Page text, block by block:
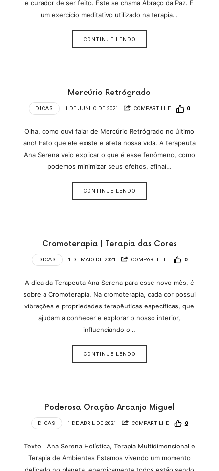
e curador de ser feito. Este se chama Abraço da Paz. É
um exercício meditativo utilizado na terapia…
CONTINUE LENDO
Mercúrio Retrógrado
DICAS 1 DE JUNHO DE 2021 COMPARTILHE 0
Olha, como ouvi falar de Mercúrio Retrógrado no último
ano! Fato que ele existe e afeta nossa vida. A terapeuta
Ana Serena veio explicar o que é esse fenômeno, como
podemos minimizar seus efeitos, afinal…
CONTINUE LENDO
Cromoterapia | Terapia das Cores
DICAS 1 DE MAIO DE 2021 COMPARTILHE 0
A dica da Terapeuta Ana Serena para esse novo mês, é
sobre a Cromoterapia. Na cromoterapia, cada cor possui
vibrações e propriedades terapêuticas específicas, que
ajudam a conhecer e explorar o nosso interior,
influenciando o…
CONTINUE LENDO
Poderosa Oração Arcanjo Miguel
DICAS 1 DE ABRIL DE 2021 COMPARTILHE 0
Texto | Ana Serena Holística, Terapia Multidimensional e
Terapia de Ambientes Estamos vivendo um momento